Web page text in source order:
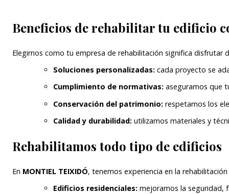
Beneficios de rehabilitar tu edificio
Elegirnos como tu empresa de rehabilitación significa disfrutar
Soluciones personalizadas: cada proyecto se
Cumplimiento de normativas: aseguramos que
Conservación del patrimonio: respetamos los
Calidad y durabilidad: utilizamos materiales y
Rehabilitamos todo tipo de edificios
En MONTIEL TEIXIDÓ, tenemos experiencia en la rehabilitación
Edificios residenciales: mejoramos la seguridad,